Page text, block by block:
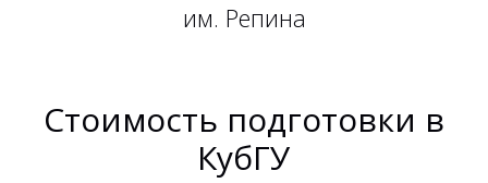
им. Репина
Стоимость подготовки в
КубГУ